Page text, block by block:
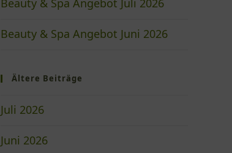
Beauty & Spa Angebot Juli 2026
Beauty & Spa Angebot Juni 2026
Ältere Beiträge
Juli 2026
Juni 2026